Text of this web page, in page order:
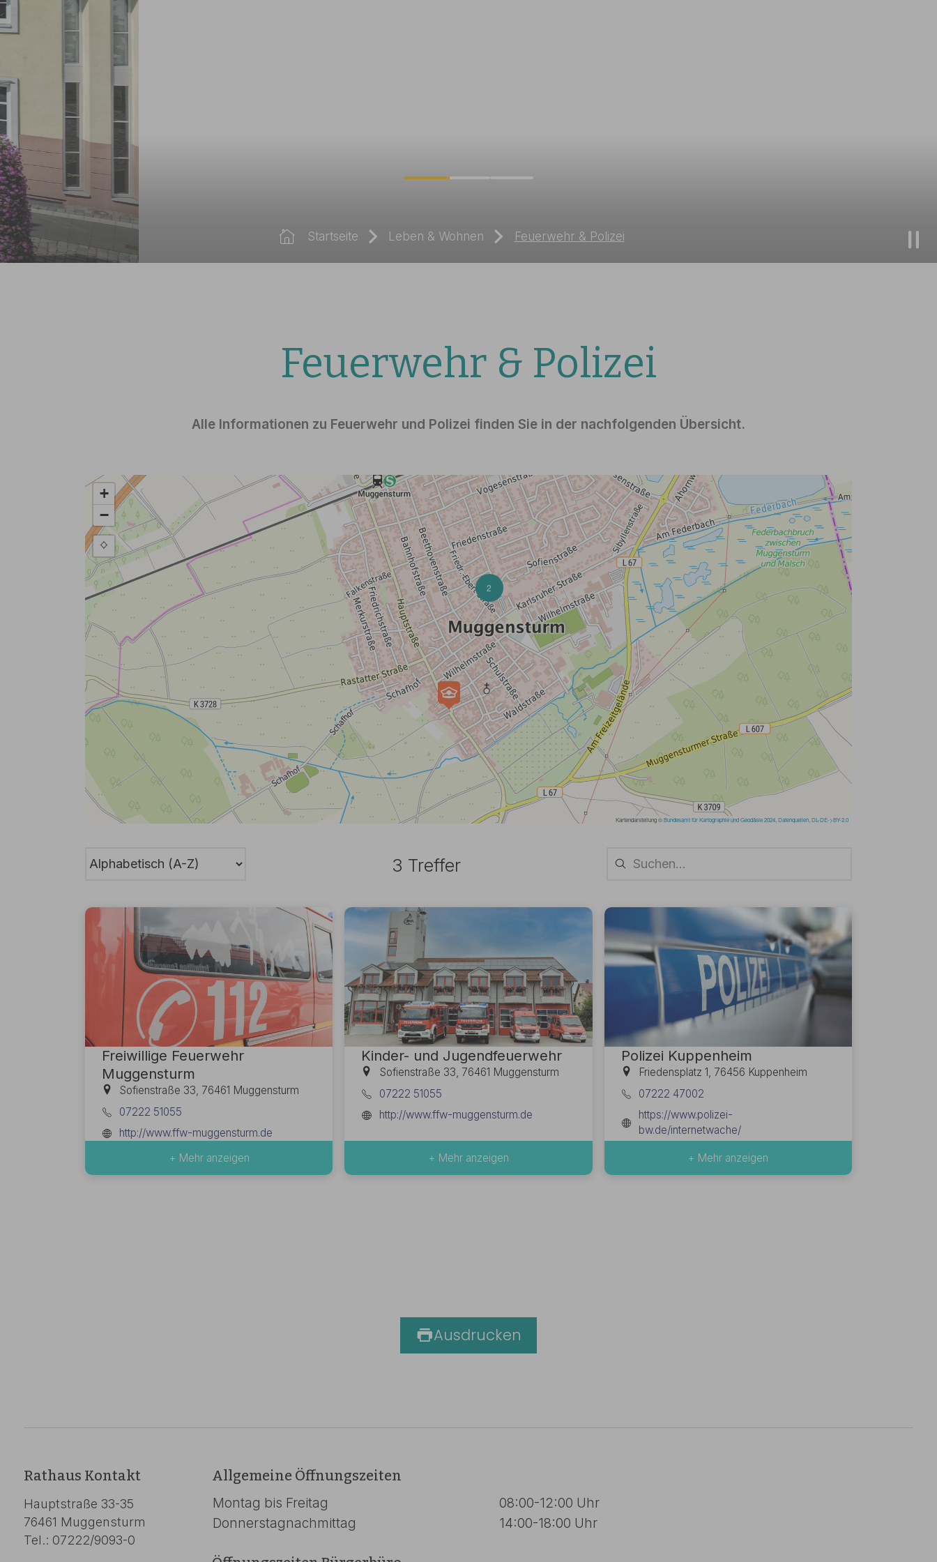
Sie sind hier:
Startseite Leben & Wohnen Feuerwehr & Polizei
Feuerwehr & Polizei
Alle Informationen zu Feuerwehr und Polizei finden Sie in der nachfolgenden Übersicht.
3 Treffer
Freiwillige Feuerwehr
Muggensturm
Sofienstraße 33, 76461 Muggensturm
07222 51055
http://www.ffw-muggensturm.de
+ Mehr anzeigen
Kinder- und Jugendfeuerwehr
Sofienstraße 33, 76461 Muggensturm
07222 51055
http://www.ffw-muggensturm.de
+ Mehr anzeigen
Polizei Kuppenheim
Friedensplatz 1, 76456 Kuppenheim
07222 47002
https://www.polizei-
bw.de/internetwache/
+ Mehr anzeigen
Ausdrucken
Rathaus Kontakt
Hauptstraße 33-35
76461 Muggensturm
Tel.: 07222/9093-0
Allgemeine Öffnungszeiten
Montag bis Freitag
08:00-12:00 Uhr
Donnerstagnachmittag
14:00-18:00 Uhr